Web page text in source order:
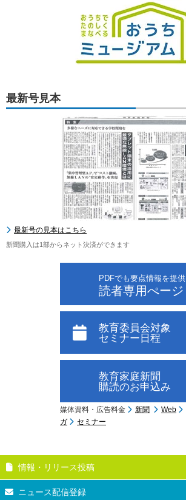
最新号見本
最新号の見本はこちら
新聞購入は1部からネット決済ができます
PDFでも要点情報を提供
読者専用ぺージ
教育委員会対象
セミナー日程
教育家庭新聞
購読のお申込み
媒体資料・広告料金 新聞 Web
ガ
セミナー
情報・リリース投稿
ニュース配信登録